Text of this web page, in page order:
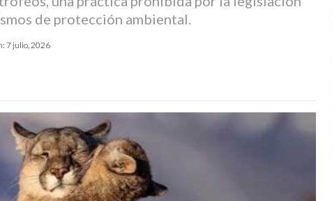
de protección ambiental.
7 julio, 2026